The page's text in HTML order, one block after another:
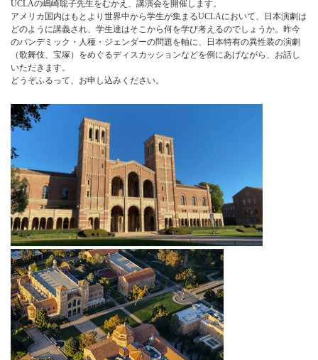
UCLAの嶋崎聡子先生をむかえ、講演会を開催します。
アメリカ国内はもとより世界中から学生が集まるUCLAにおいて、日本演劇は
どのように講義され、学生達はそこから何を学び考えるのでしょうか。昨今
のパンデミック・人種・ジェンダーの問題を軸に、日本特有の異性装の演劇
（歌舞伎、宝塚）をめぐるディスカッションなどを例にあげながら、お話し
いただきます。
どうぞふるって、お申し込みください。